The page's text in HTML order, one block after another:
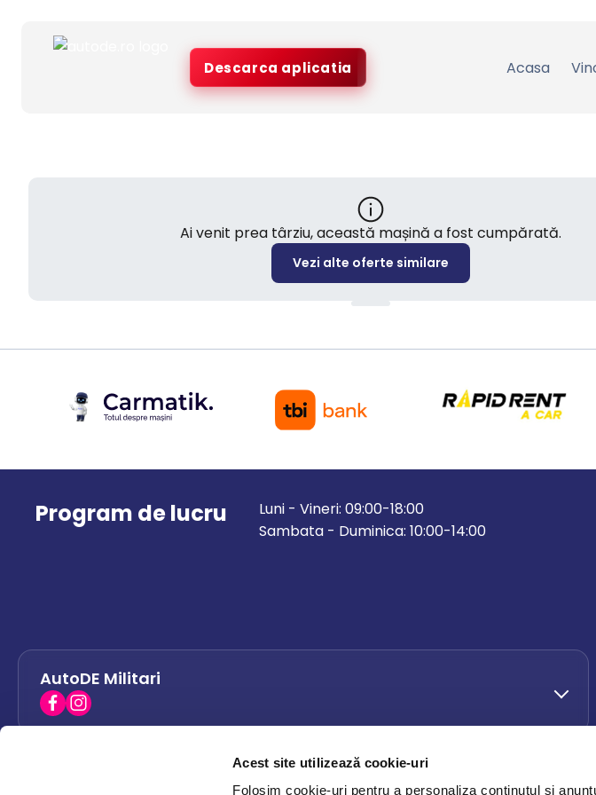
Acest site utilizează cookie-uri
Folosim cookie-uri pentru a personaliza conținutul și
Descarca aplicatia Acasa
Ai venit prea târziu, această mașină a fost cumpărată.
Vezi alte oferte similare
Program de lucru
Luni - Vineri: 09:00-18:00
Sambata - Duminica: 10:00-14:00
AutoDE Militari